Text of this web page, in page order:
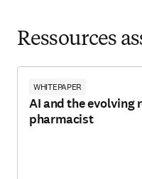
Ressources
WHITEPAPER
AI and the evolving
pharmacist